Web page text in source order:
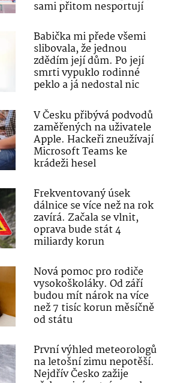
sami přitom nesportují
Babička mi přede všemi
slibovala, že jednou
zdědím její dům. Po její
smrti vypuklo rodinné
peklo a já nedostal nic
V Česku přibývá podvodů
zaměřených na uživatele
Apple. Hackeři zneužívají
Microsoft Teams ke
krádeži hesel
Frekventovaný úsek
dálnice se více než na rok
zavírá. Začala se vlnit,
oprava bude stát 4
miliardy korun
Nová pomoc pro rodiče
vysokoškoláky. Od září
budou mít nárok na více
než 7 tisíc korun měsíčně
od státu
První výhled meteorologů
na letošní zimu nepotěší.
Nejdřív Česko zažije